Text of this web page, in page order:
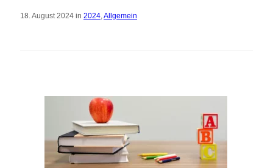
18. August 2024 in 2024,Allgemein